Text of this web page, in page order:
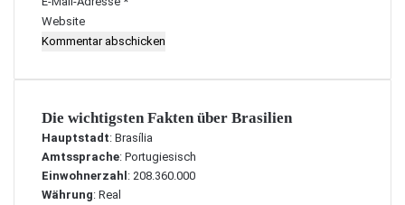
Website
Die wichtigsten Fakten über Brasilien
Hauptstadt: Brasília
Amtssprache: Portugiesisch
Einwohnerzahl : 208.360.000
Währung: Real